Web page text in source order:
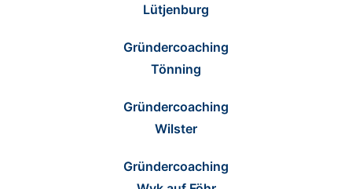
Lütjenburg
Gründercoaching
Tönning
Gründercoaching
Wilster
Gründercoaching